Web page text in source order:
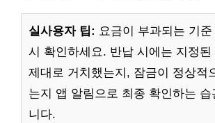
실사용자 팁: 요금이 부과되는 기
시 확인하세요. 반납 시에는 지정된
제대로 거치했는지, 잠금이 정상적
는지 앱 알림으로 최종 확인하는
니다.